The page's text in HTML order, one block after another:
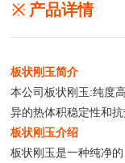
产品详情
板状刚玉简介
本公司板状刚玉:纯度
异的热体积稳定性和抗
板状刚玉介绍
板状刚玉是一种纯净